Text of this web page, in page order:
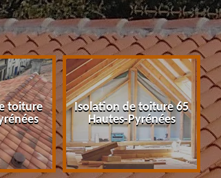
toiture
Isolation de toiture 65
Hautes-Pyrénées